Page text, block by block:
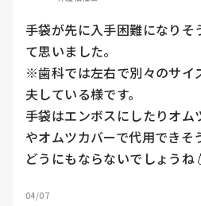
手袋が先に入手困難になりそ
て思いました。
※歯科では左右で別々のサイ
夫している様です。
手袋はエンボスにしたりオ
やオムツカバーで代用できそ
どうにもならないでしょうね
04/07